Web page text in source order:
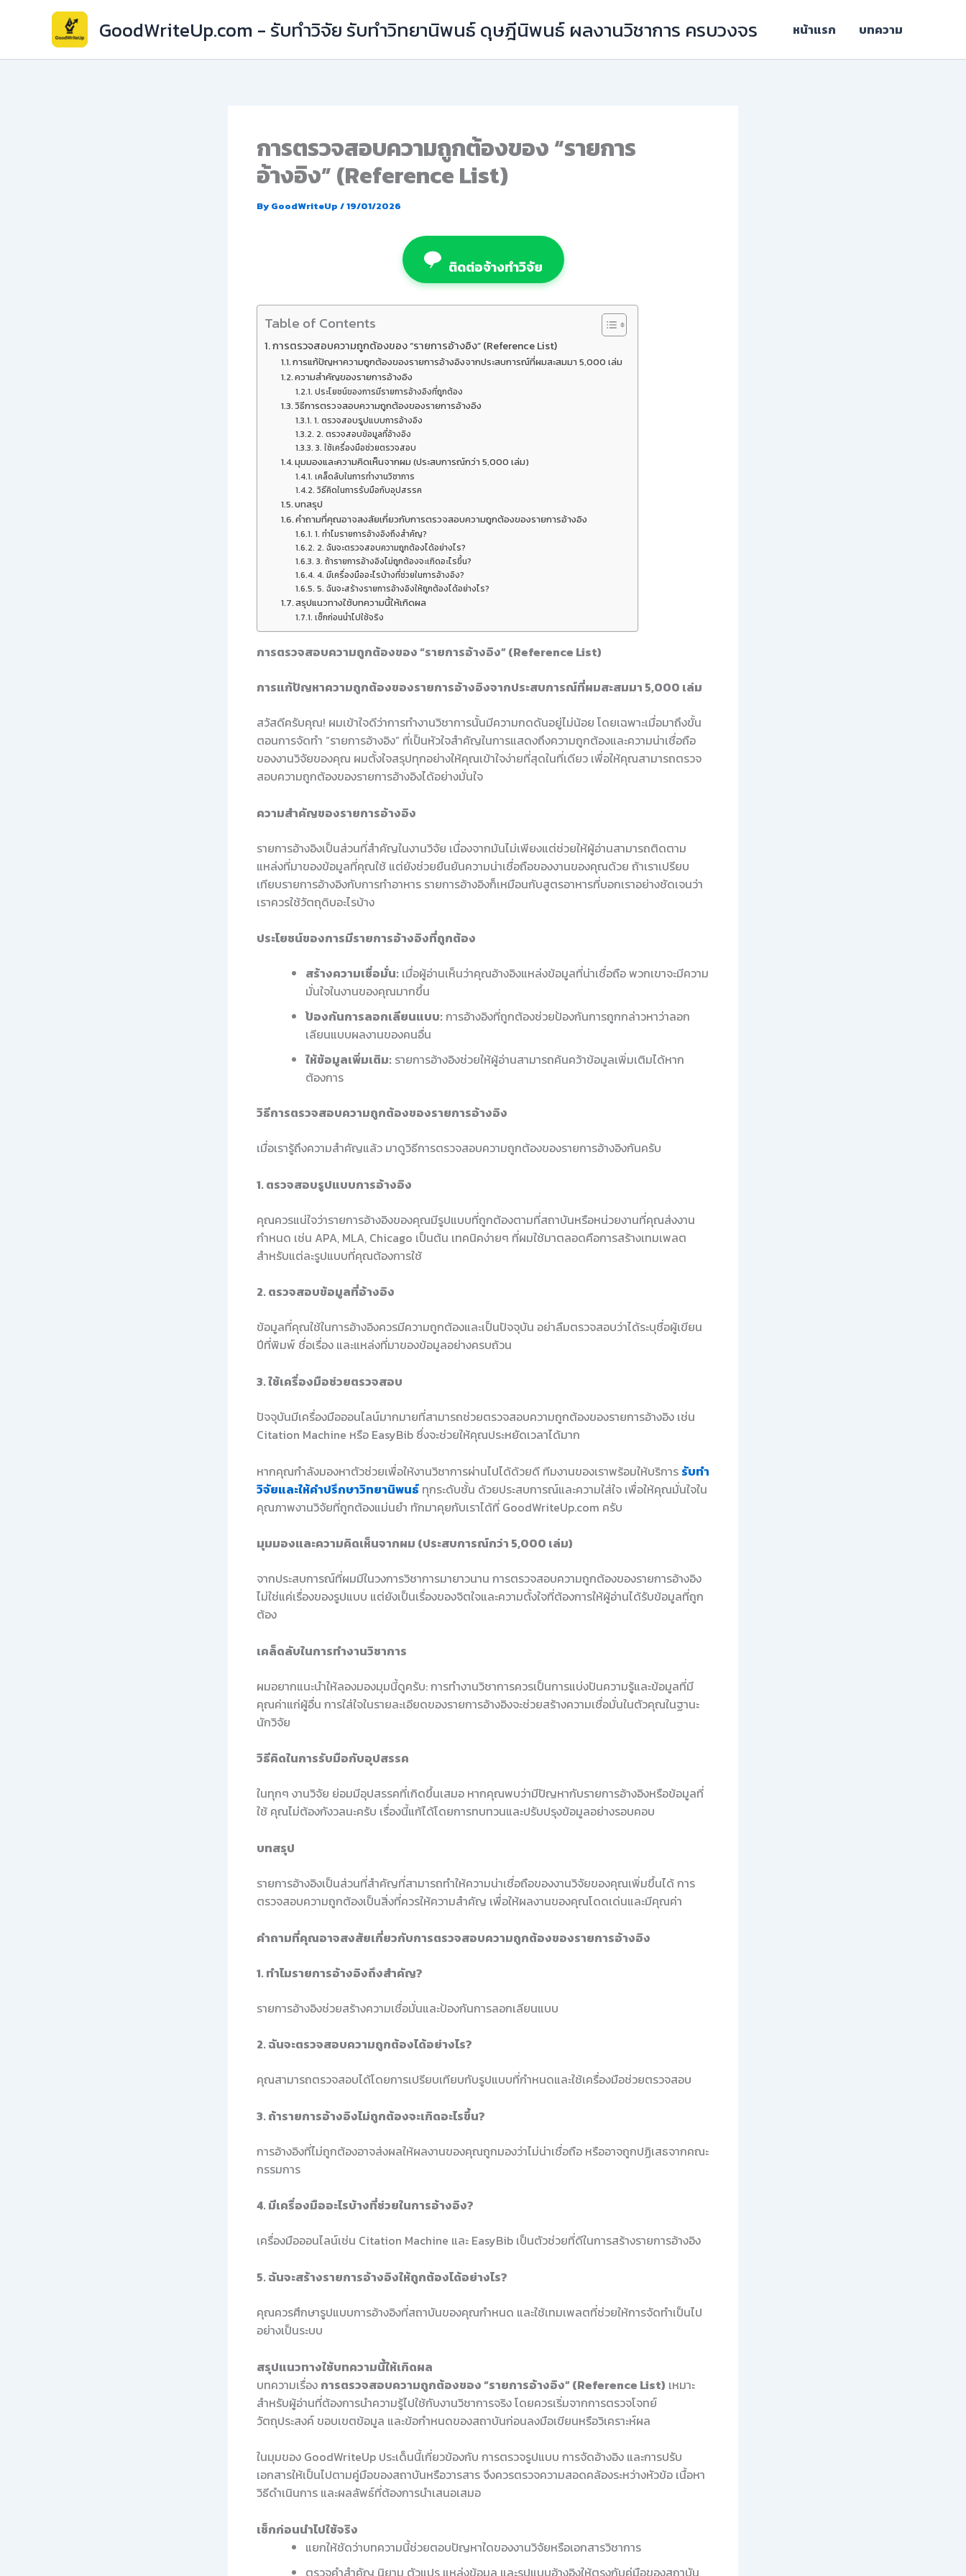
GoodWriteUp.com - รับทำวิจัย รับทำวิทยานิพนธ์ ดุษฎีนิพนธ์ ผลงานวิชาการ ครบวงจร หน้าแรก บทความ
การตรวจสอบความถูกต้องของ “รายการ
อ้างอิง” (Reference List)
By GoodWriteUp /19/01/2026
ติดต่อจ้างทำวิจัย
Table of Contents
การตรวจสอบความถูกต้องของ “รายการอ้างอิง” (Reference List)
การแก้ปัญหาความถูกต้องของรายการอ้างอิงจากประสบการณ์ที่ผมสะสมมา 5,000 เล่ม
ความสำคัญของรายการอ้างอิง
ประโยชน์ของการมีรายการอ้างอิงที่ถูกต้อง
วิธีการตรวจสอบความถูกต้องของรายการอ้างอิง
1. ตรวจสอบรูปแบบการอ้างอิง
2. ตรวจสอบข้อมูลที่อ้างอิง
3. ใช้เครื่องมือช่วยตรวจสอบ
มุมมองและความคิดเห็นจากผม (ประสบการณ์กว่า 5,000 เล่ม)
เคล็ดลับในการทำงานวิชาการ
วิธีคิดในการรับมือกับอุปสรรค
บทสรุป
คำถามที่คุณอาจสงสัยเกี่ยวกับการตรวจสอบความถูกต้องของรายการอ้างอิง
1. ทำไมรายการอ้างอิงถึงสำคัญ?
2. ฉันจะตรวจสอบความถูกต้องได้อย่างไร?
3. ถ้ารายการอ้างอิงไม่ถูกต้องจะเกิดอะไรขึ้น?
4. มีเครื่องมืออะไรบ้างที่ช่วยในการอ้างอิง?
5. ฉันจะสร้างรายการอ้างอิงให้ถูกต้องได้อย่างไร?
สรุปแนวทางใช้บทความนี้ให้เกิดผล
เช็กก่อนนำไปใช้จริง
การตรวจสอบความถูกต้องของ “รายการอ้างอิง” (Reference List)
การแก้ปัญหาความถูกต้องของรายการอ้างอิงจากประสบการณ์ที่ผมสะสมมา 5,000 เล่ม
สวัสดีครับคุณ! ผมเข้าใจดีว่าการทำงานวิชาการนั้นมีความกดดันอยู่ไม่น้อย โดยเฉพาะเมื่อมาถึงขั้น
ตอนการจัดทำ “รายการอ้างอิง” ที่เป็นหัวใจสำคัญในการแสดงถึงความถูกต้องและความน่าเชื่อถือ
ของงานวิจัยของคุณ ผมตั้งใจสรุปทุกอย่างให้คุณเข้าใจง่ายที่สุดในที่เดียว เพื่อให้คุณสามารถตรวจ
สอบความถูกต้องของรายการอ้างอิงได้อย่างมั่นใจ
ความสำคัญของรายการอ้างอิง
รายการอ้างอิงเป็นส่วนที่สำคัญในงานวิจัย เนื่องจากมันไม่เพียงแต่ช่วยให้ผู้อ่านสามารถติดตาม
แหล่งที่มาของข้อมูลที่คุณใช้ แต่ยังช่วยยืนยันความน่าเชื่อถือของงานของคุณด้วย ถ้าเราเปรียบ
เทียบรายการอ้างอิงกับการทำอาหาร รายการอ้างอิงก็เหมือนกับสูตรอาหารที่บอกเราอย่างชัดเจนว่า
เราควรใช้วัตถุดิบอะไรบ้าง
ประโยชน์ของการมีรายการอ้างอิงที่ถูกต้อง
สร้างความเชื่อมั่น: เมื่อผู้อ่านเห็นว่าคุณอ้างอิงแหล่งข้อมูลที่น่าเชื่อถือ พวกเขาจะมีความ
มั่นใจในงานของคุณมากขึ้น
ป้องกันการลอกเลียนแบบ: การอ้างอิงที่ถูกต้องช่วยป้องกันการถูกกล่าวหาว่าลอก
เลียนแบบผลงานของคนอื่น
ให้ข้อมูลเพิ่มเติม: รายการอ้างอิงช่วยให้ผู้อ่านสามารถค้นคว้าข้อมูลเพิ่มเติมได้หาก
ต้องการ
วิธีการตรวจสอบความถูกต้องของรายการอ้างอิง
เมื่อเรารู้ถึงความสำคัญแล้ว มาดูวิธีการตรวจสอบความถูกต้องของรายการอ้างอิงกันครับ
1. ตรวจสอบรูปแบบการอ้างอิง
คุณควรแน่ใจว่ารายการอ้างอิงของคุณมีรูปแบบที่ถูกต้องตามที่สถาบันหรือหน่วยงานที่คุณส่งงาน
กำหนด เช่น APA, MLA, Chicago เป็นต้น เทคนิคง่ายๆ ที่ผมใช้มาตลอดคือการสร้างเทมเพลต
สำหรับแต่ละรูปแบบที่คุณต้องการใช้
2. ตรวจสอบข้อมูลที่อ้างอิง
ข้อมูลที่คุณใช้ในการอ้างอิงควรมีความถูกต้องและเป็นปัจจุบัน อย่าลืมตรวจสอบว่าได้ระบุชื่อผู้เขียน
ปีที่พิมพ์ ชื่อเรื่อง และแหล่งที่มาของข้อมูลอย่างครบถ้วน
3. ใช้เครื่องมือช่วยตรวจสอบ
ปัจจุบันมีเครื่องมือออนไลน์มากมายที่สามารถช่วยตรวจสอบความถูกต้องของรายการอ้างอิง เช่น
Citation Machine หรือ EasyBib ซึ่งจะช่วยให้คุณประหยัดเวลาได้มาก
หากคุณกำลังมองหาตัวช่วยเพื่อให้งานวิชาการผ่านไปได้ด้วยดี ทีมงานของเราพร้อมให้บริการ รับทำ
วิจัยและให้คำปรึกษาวิทยานิพนธ์ ทุกระดับชั้น ด้วยประสบการณ์และความใส่ใจ เพื่อให้คุณมั่นใจใน
คุณภาพงานวิจัยที่ถูกต้องแม่นยำ ทักมาคุยกับเราได้ที่ GoodWriteUp.com ครับ
มุมมองและความคิดเห็นจากผม (ประสบการณ์กว่า 5,000 เล่ม)
จากประสบการณ์ที่ผมมีในวงการวิชาการมายาวนาน การตรวจสอบความถูกต้องของรายการอ้างอิง
ไม่ใช่แค่เรื่องของรูปแบบ แต่ยังเป็นเรื่องของจิตใจและความตั้งใจที่ต้องการให้ผู้อ่านได้รับข้อมูลที่ถูก
ต้อง
เคล็ดลับในการทำงานวิชาการ
ผมอยากแนะนำให้ลองมองมุมนี้ดูครับ: การทำงานวิชาการควรเป็นการแบ่งปันความรู้และข้อมูลที่มี
คุณค่าแก่ผู้อื่น การใส่ใจในรายละเอียดของรายการอ้างอิงจะช่วยสร้างความเชื่อมั่นในตัวคุณในฐานะ
นักวิจัย
วิธีคิดในการรับมือกับอุปสรรค
ในทุกๆ งานวิจัย ย่อมมีอุปสรรคที่เกิดขึ้นเสมอ หากคุณพบว่ามีปัญหากับรายการอ้างอิงหรือข้อมูลที่
ใช้ คุณไม่ต้องกังวลนะครับ เรื่องนี้แก้ได้โดยการทบทวนและปรับปรุงข้อมูลอย่างรอบคอบ
บทสรุป
รายการอ้างอิงเป็นส่วนที่สำคัญที่สามารถทำให้ความน่าเชื่อถือของงานวิจัยของคุณเพิ่มขึ้นได้ การ
ตรวจสอบความถูกต้องเป็นสิ่งที่ควรให้ความสำคัญ เพื่อให้ผลงานของคุณโดดเด่นและมีคุณค่า
คำถามที่คุณอาจสงสัยเกี่ยวกับการตรวจสอบความถูกต้องของรายการอ้างอิง
1. ทำไมรายการอ้างอิงถึงสำคัญ?
รายการอ้างอิงช่วยสร้างความเชื่อมั่นและป้องกันการลอกเลียนแบบ
2. ฉันจะตรวจสอบความถูกต้องได้อย่างไร?
คุณสามารถตรวจสอบได้โดยการเปรียบเทียบกับรูปแบบที่กำหนดและใช้เครื่องมือช่วยตรวจสอบ
3. ถ้ารายการอ้างอิงไม่ถูกต้องจะเกิดอะไรขึ้น?
การอ้างอิงที่ไม่ถูกต้องอาจส่งผลให้ผลงานของคุณถูกมองว่าไม่น่าเชื่อถือ หรืออาจถูกปฏิเสธจากคณะ
กรรมการ
4. มีเครื่องมืออะไรบ้างที่ช่วยในการอ้างอิง?
เครื่องมือออนไลน์เช่น Citation Machine และ EasyBib เป็นตัวช่วยที่ดีในการสร้างรายการอ้างอิง
5. ฉันจะสร้างรายการอ้างอิงให้ถูกต้องได้อย่างไร?
คุณควรศึกษารูปแบบการอ้างอิงที่สถาบันของคุณกำหนด และใช้เทมเพลตที่ช่วยให้การจัดทำเป็นไป
อย่างเป็นระบบ
สรุปแนวทางใช้บทความนี้ให้เกิดผล
บทความเรื่อง การตรวจสอบความถูกต้องของ “รายการอ้างอิง” (Reference List) เหมาะ
สำหรับผู้อ่านที่ต้องการนำความรู้ไปใช้กับงานวิชาการจริง โดยควรเริ่มจากการตรวจโจทย์
วัตถุประสงค์ ขอบเขตข้อมูล และข้อกำหนดของสถาบันก่อนลงมือเขียนหรือวิเคราะห์ผล
ในมุมของ GoodWriteUp ประเด็นนี้เกี่ยวข้องกับ การตรวจรูปแบบ การจัดอ้างอิง และการปรับ
เอกสารให้เป็นไปตามคู่มือของสถาบันหรือวารสาร จึงควรตรวจความสอดคล้องระหว่างหัวข้อ เนื้อหา
วิธีดำเนินการ และผลลัพธ์ที่ต้องการนำเสนอเสมอ
เช็กก่อนนำไปใช้จริง
แยกให้ชัดว่าบทความนี้ช่วยตอบปัญหาใดของงานวิจัยหรือเอกสารวิชาการ
ตรวจคำสำคัญ นิยาม ตัวแปร แหล่งข้อมูล และรูปแบบอ้างอิงให้ตรงกับคู่มือของสถาบัน